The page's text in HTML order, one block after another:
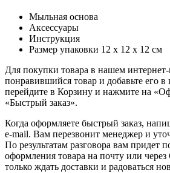
Мыльная основа
Аксессуары
Инструкция
Размер упаковки 12 х 12 х 12 см
Для покупки товара в нашем
понравившийся товар и добавьте его в
перейдите в Корзину и нажмите на
«Быстрый заказ».
Когда оформляете быстрый заказ,
e-mail. Вам перезвонит менеджер и
По результатам разговора вам придет
оформления товара на почту или
только ждать доставки и радоваться